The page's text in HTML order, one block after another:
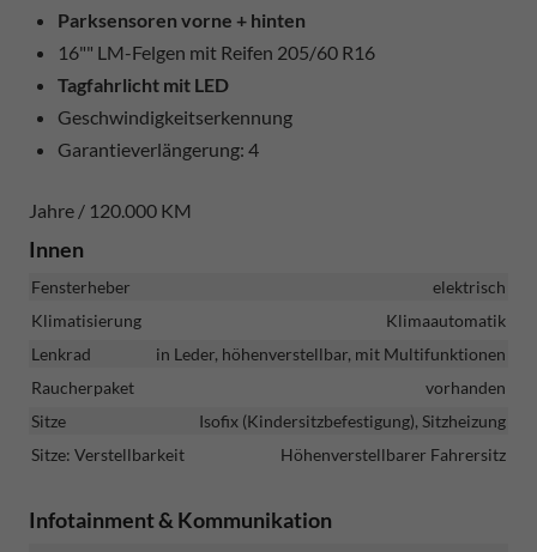
Parksensoren vorne + hinten
16"" LM-Felgen mit Reifen 205/60 R16
Tagfahrlicht mit LED
Geschwindigkeitserkennung
Garantieverlängerung: 4
Jahre / 120.000 KM
Innen
Fensterheber
elektrisch
Klimatisierung
Klimaautomatik
Lenkrad
in Leder, höhenverstellbar, mit Multifunktionen
Raucherpaket
vorhanden
Sitze
Isofix (Kindersitzbefestigung), Sitzheizung
Sitze: Verstellbarkeit
Höhenverstellbarer Fahrersitz
Infotainment & Kommunikation